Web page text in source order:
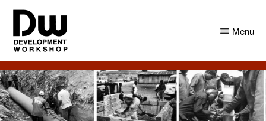
Skip
main
content
Skip
primary
sidebar
DW
Angola
Development
Workshop
Angola
Menu